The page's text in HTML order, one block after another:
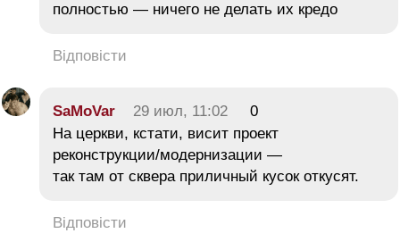
полностью — ничего не делать их кредо
Відповісти
SaMoVar 29 июл, 11:02
0
На церкви, кстати, висит проект
реконструкции/модернизации —
так там от сквера приличный кусок откусят.
Відповісти